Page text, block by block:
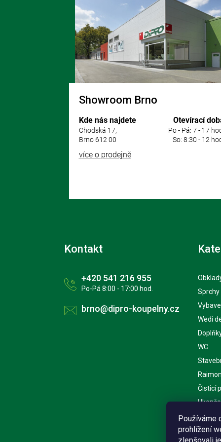
Používáme
prohlížení
Showroom Brno
Kde nás najdete
Chodská 17,
Brno 612 00
Otevírací
Po - Pá: 7 - 17
So: 8:30 - 12
více o prodejně
Kontakt
+420 541 216 955
Po-Pá 8:00 - 17:00 hod.
brno@dipro-koupelny.cz
Sprchy
Wedi
WC
Čisticí
Nářadí